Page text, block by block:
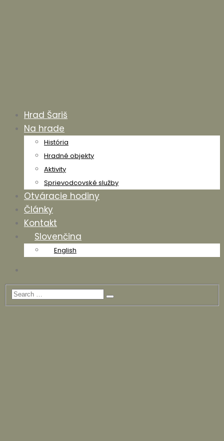
Hrad Šariš
Na hrade
História
Hradné objekty
Aktivity
Sprievodcovské služby
Otváracie hodiny
Články
Kontakt
Slovenčina
English